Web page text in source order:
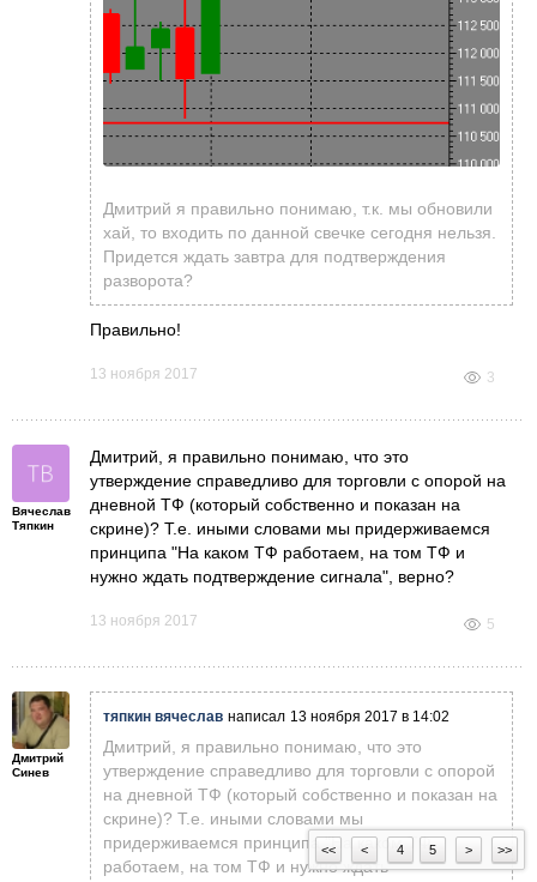
Дмитрий я правильно понимаю, т.к. мы обновили
хай, то входить по данной свечке сегодня нельзя.
Придется ждать завтра для подтверждения
разворота?
Правильно!
13 ноября 2017 3
Вячеслав
Тяпкин
Дмитрий, я правильно понимаю, что это
утверждение справедливо для торговли с опорой на
дневной ТФ (который собственно и показан на
скрине)? Т.е. иными словами мы придерживаемся
принципа "На каком ТФ работаем, на том ТФ и
нужно ждать подтверждение сигнала", верно?
13 ноября 2017 5
Дмитрий
Синев
тяпкин вячеслав написал 13 ноября 2017 в 14:02
Дмитрий, я правильно понимаю, что это
утверждение справедливо для торговли с опорой
на дневной ТФ (который собственно и показан на
скрине)? Т.е. иными словами мы
придерживаемся принципа "На каком ТФ
работаем, на том ТФ и нужно ждать
<< < 4 5 > >>